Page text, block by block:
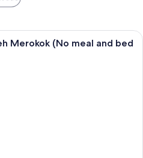
Meja kerja, ruang kerja ramah
Merokok (No meal and bed